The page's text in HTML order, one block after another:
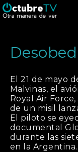
El 21 de mayo
Malvinas, el
Royal Air
de un misil
El piloto se
documental
durante las
en la Argentina.